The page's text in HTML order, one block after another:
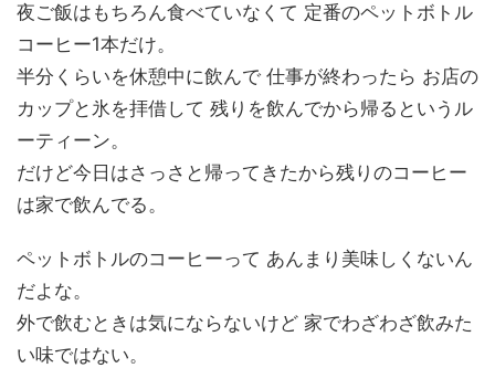
夜ご飯はもちろん食べていなくて 定番のペットボトル
コーヒー1本だけ。
半分くらいを休憩中に飲んで 仕事が終わったら お店の
カップと氷を拝借して 残りを飲んでから帰るというル
ーティーン。
だけど今日はさっさと帰ってきたから残りのコーヒー
は家で飲んでる。
ペットボトルのコーヒーって あんまり美味しくないん
だよな。
外で飲むときは気にならないけど 家でわざわざ飲みた
い味ではない。